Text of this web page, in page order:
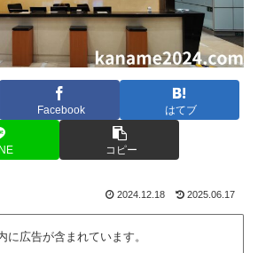
Facebook はてブ
コピー
2024.12.18 2025.06.17
に広告が含まれています。